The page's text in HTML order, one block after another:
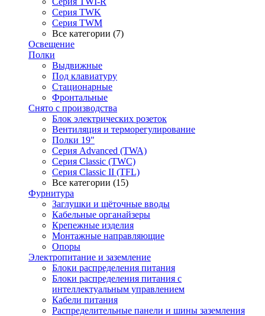
Серия TWK
Серия TWM
Все категории (7)
Освещение
Полки
Выдвижные
Под клавиатуру
Стационарные
Фронтальные
Снято с производства
Блок электрических розеток
Вентиляция и терморегулирование
Полки 19"
Серия Advanced (TWA)
Серия Classic (TWC)
Серия Classic II (TFL)
Все категории (15)
Фурнитура
Заглушки и щёточные вводы
Кабельные органайзеры
Крепежные изделия
Монтажные направляющие
Опоры
Электропитание и заземление
Блоки распределения питания
Блоки распределения питания с
интеллектуальным управлением
Кабели питания
Распределительные панели и шины заземления